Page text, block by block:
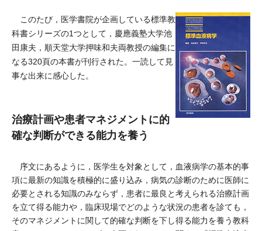
このたび，医学書院が企画している標準教
科書シリーズの1つとして，慶應義塾大学池
田康夫，順天堂大学押味和夫両教授の編集に
なる320頁の本書が刊行された。一読して見
事な出来に感心した。
治療計画や患者マネジメントに的
確な判断ができる能力を養う
序文にあるように，医学生を対象として，血液病学の基本的事
項に最新の知識を積極的に盛り込み，病気の診断のために医師に
必要とされる知識のみならず，患者に最良と考えられる治療計画
を立て得る能力や，臨床現場でどのような状況の患者を診ても，
そのマネジメントに関して的確な判断を下し得る能力を養う教科